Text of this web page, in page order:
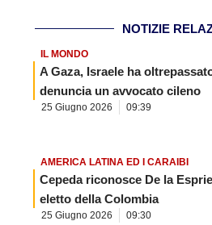
NOTIZIE
IL MONDO
A Gaza, Israele ha
denuncia un avvocato cileno
25 Giugno 2026 09:39
AMERICA LATINA ED I CARAIBI
Cepeda riconosce De la
eletto della Colombia
25 Giugno 2026 09:30